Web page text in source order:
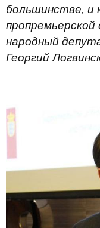
большинстве, и
пропремьерской
народный
Георгий